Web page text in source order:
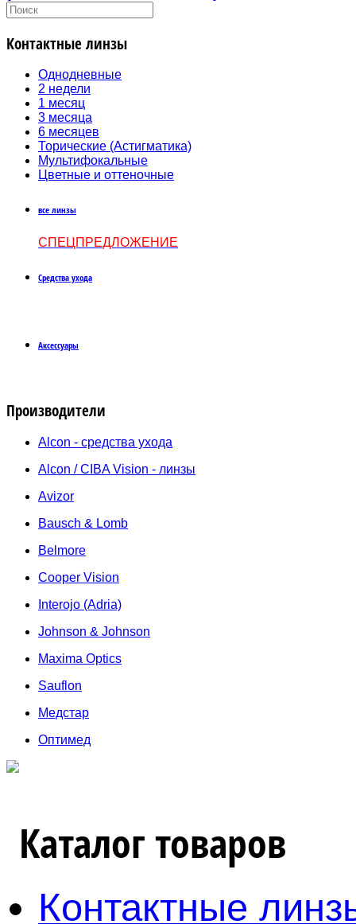
Контактные линзы
Однодневные
2 недели
1 месяц
3 месяца
6 месяцев
Торические (Астигматика)
Мультифокальные
Цветные и оттеночные
все линзы
СПЕЦПРЕДЛОЖЕНИЕ
Средства ухода
Аксессуары
Производители
Alcon - средства ухода
Alcon / CIBA Vision - линзы
Avizor
Bausch & Lomb
Belmore
Cooper Vision
Interojo (Adria)
Johnson & Johnson
Maxima Optics
Sauflon
Медстар
Оптимед
Каталог товаров
Контактные